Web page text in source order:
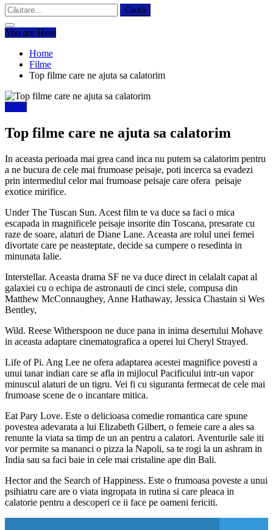
Caută
după:
You are Here
Home
Filme
Top filme care ne ajuta sa calatorim
Filme
Top filme care ne ajuta sa calatorim
In aceasta perioada mai grea cand inca nu putem sa calatorim pentru
a ne bucura de cele mai frumoase peisaje, poti incerca sa evadezi
prin intermediul celor mai frumoase peisaje care ofera peisaje
exotice mirifice.
Under The Tuscan Sun. Acest film te va duce sa faci o mica
escapada in magnificele peisaje insorite din Toscana, presarate cu
raze de soare, alaturi de Diane Lane. Aceasta are rolul unei femei
divortate care pe neasteptate, decide sa cumpere o resedinta in
minunata Ialie.
Interstellar. Aceasta drama SF ne va duce direct in celalalt capat al
galaxiei cu o echipa de astronauti de cinci stele, compusa din
Matthew McConnaughey, Anne Hathaway, Jessica Chastain si Wes
Bentley,
Wild. Reese Witherspoon ne duce pana in inima desertului Mohave
in aceasta adaptare cinematografica a operei lui Cheryl Strayed.
Life of Pi. Ang Lee ne ofera adaptarea acestei magnifice povesti a
unui tanar indian care se afla in mijlocul Pacificului intr-un vapor
minuscul alaturi de un tigru. Vei fi cu siguranta fermecat de cele mai
frumoase scene de o incantare mitica.
Eat Pary Love. Este o delicioasa comedie romantica care spune
povestea adevarata a lui Elizabeth Gilbert, o femeie care a ales sa
renunte la viata sa timp de un an pentru a calatori. Aventurile sale iti
vor permite sa mananci o pizza la Napoli, sa te rogi la un ashram in
India sau sa faci baie in cele mai cristaline ape din Bali.
Hector and the Search of Happiness. Este o frumoasa poveste a unui
psihiatru care are o viata ingropata in rutina si care pleaca in
calatorie pentru a descoperi ce ii face pe oameni fericiti.